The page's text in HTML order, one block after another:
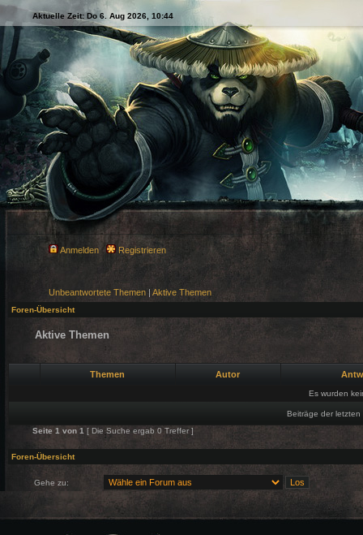
Aktuelle Zeit: Do 6. Aug 2026, 10:44
Anmelden Registrieren
Unbeantwortete Themen | Aktive Themen
Foren-Übersicht
Aktive Themen
Themen Autor
Es wurden
Beiträge der
Seite 1 von 1 [ Die Suche ergab 0 Treffer ]
Foren-Übersicht
Gehe zu: